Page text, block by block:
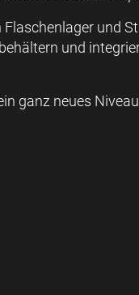
und
und
ganz neues